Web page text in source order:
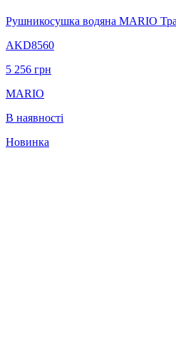
Рушникосушка водяна MARIO
AKD8560
5 256 грн
MARIO
В наявності
Новинка